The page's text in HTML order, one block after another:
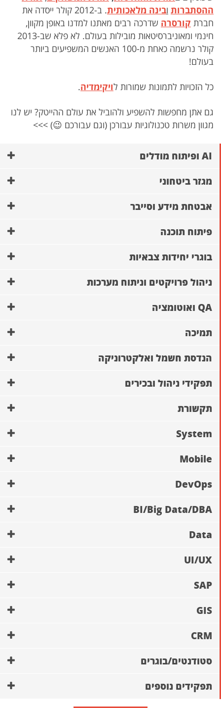
ההסתברות ובינה מלאכותית
. ב-2012 קולר ייסדה את
חברת קורסרה שדרכה רבים מאתנו למדנו באופן מקוון,
חינמי ומאוניברסיטאות מובילות בעולם. לא פלא שב-2013
קולר נרשמה כאחת מ-100 האנשים המשפיעים ביותר
בעולם!
כל הזכויות לתמונות שמורות לויקימדיה.
גם אתן מחפשות להשפיע ולהוביל את עולם ההייטק? יש לנו
מגוון משרות טכנולוגיות עבורכן (וגם עבורכם 😉) >>>
AI ופיתוח מודלים
מגזר ביטחוני
אבטחת מידע וסייבר
פיתוח תוכנה
בוגרי יחידות צבאיות
ניהול פרויקטים וניתוח מערכות
QA ואוטומציה
תמיכה
הנדסת חשמל ואלקטרוניקה
תפקידי ניהול ובכירים
תקשורת
System
Mobile
DevOps
BI/Big Data/DBA
Data
UI/UX
SAP
GIS
CRM
סטודנטים/בוגרים
תפקידים נוספים